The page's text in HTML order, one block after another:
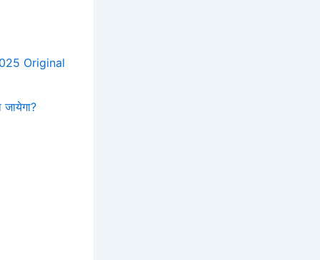
Original
जायेगा?